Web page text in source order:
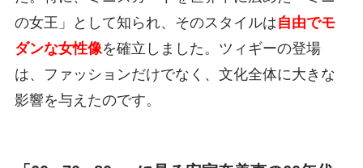
の女王」として知られ、そのスタイルは自由でモ
ダンな女性像を確立しました。ツィギーの登場
は、ファッションだけでなく、文化全体に大きな
影響を与えたのです。